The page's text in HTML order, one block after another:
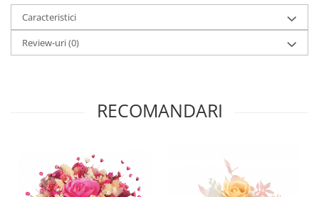
Caracteristici
Review-uri(0)
RECOMANDARI